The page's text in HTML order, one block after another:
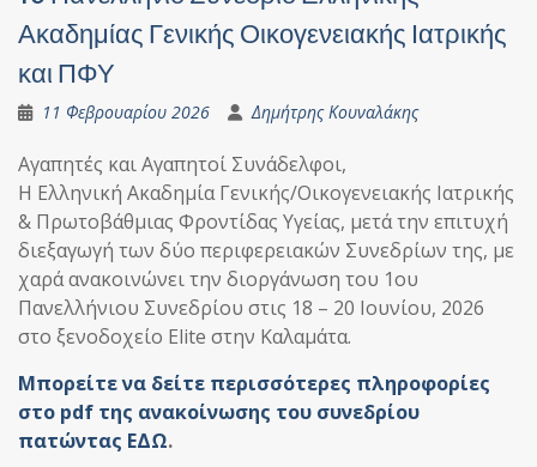
Ακαδημίας Γενικής Οικογενειακής Ιατρικής
και ΠΦΥ
11 Φεβρουαρίου 2026 Δημήτρης Κουναλάκης
Αγαπητές και Αγαπητοί Συνάδελφοι,
Η Ελληνική Ακαδημία Γενικής/Οικογενειακής Ιατρικής
& Πρωτοβάθμιας Φροντίδας Υγείας, μετά την επιτυχή
διεξαγωγή των δύο περιφερειακών Συνεδρίων της, με
χαρά ανακοινώνει την διοργάνωση του 1ου
Πανελλήνιου Συνεδρίου στις 18 – 20 Ιουνίου, 2026
στο ξενοδοχείο Elite στην Καλαμάτα.
Μπορείτε να δείτε περισσότερες πληροφορίες
στο pdf της ανακοίνωσης του συνεδρίου
πατώντας ΕΔΩ.